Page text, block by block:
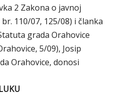
2 Zakona o javnoj
110/07, 125/08) i članka
grada Orahovice
5/09), Josip
Orahovice, donosi